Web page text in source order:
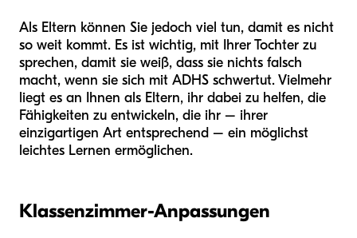
Als Eltern können Sie jedoch viel tun, damit es nicht
so weit kommt. Es ist wichtig, mit Ihrer Tochter zu
sprechen, damit sie weiß, dass sie nichts falsch
macht, wenn sie sich mit ADHS schwertut. Vielmehr
liegt es an Ihnen als Eltern, ihr dabei zu helfen, die
Fähigkeiten zu entwickeln, die ihr – ihrer
einzigartigen Art entsprechend – ein möglichst
leichtes Lernen ermöglichen.
Klassenzimmer-Anpassungen